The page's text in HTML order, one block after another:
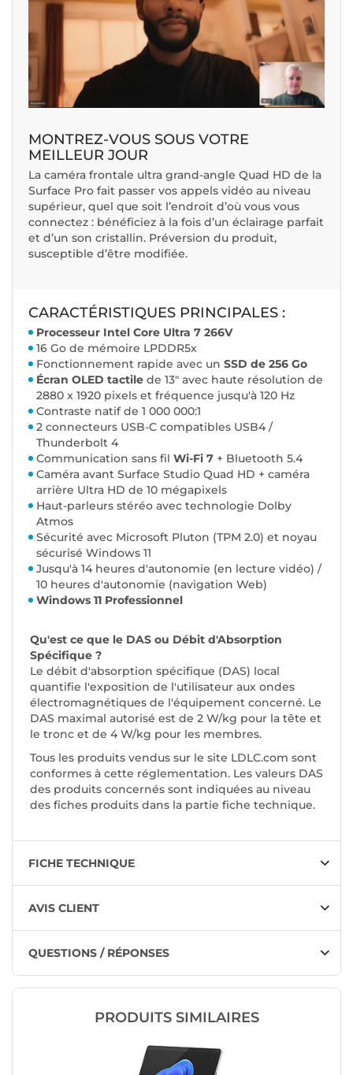
MONTREZ-VOUS SOUS VOTRE
MEILLEUR JOUR
La caméra frontale ultra grand-angle Quad HD de la
Surface Pro fait passer vos appels vidéo au niveau
supérieur, quel que soit l’endroit d’où vous vous
connectez : bénéficiez à la fois d’un éclairage parfait
et d’un son cristallin. Préversion du produit,
susceptible d’être modifiée.
CARACTÉRISTIQUES PRINCIPALES :
Processeur Intel Core Ultra 7 266V
16 Go de mémoire LPDDR5x
Fonctionnement rapide avec un SSD de 256 Go
Écran OLED tactile de 13" avec haute résolution de
2880 x 1920 pixels et fréquence jusqu'à 120 Hz
Contraste natif de 1 000 000:1
2 connecteurs USB-C compatibles USB4 /
Thunderbolt 4
Communication sans fil Wi-Fi 7 + Bluetooth 5.4
Caméra avant Surface Studio Quad HD + caméra
arrière Ultra HD de 10 mégapixels
Haut-parleurs stéréo avec technologie Dolby
Atmos
Sécurité avec Microsoft Pluton (TPM 2.0) et noyau
sécurisé Windows 11
Jusqu'à 14 heures d'autonomie (en lecture vidéo) /
10 heures d'autonomie (navigation Web)
Windows 11 Professionnel
Qu'est ce que le DAS ou Débit d'Absorption
Spécifique ?
Le débit d'absorption spécifique (DAS) local
quantifie l'exposition de l'utilisateur aux ondes
électromagnétiques de l'équipement concerné. Le
DAS maximal autorisé est de 2 W/kg pour la tête et
le tronc et de 4 W/kg pour les membres.
Tous les produits vendus sur le site LDLC.com sont
conformes à cette réglementation. Les valeurs DAS
des produits concernés sont indiquées au niveau
des fiches produits dans la partie fiche technique.
FICHE TECHNIQUE
AVIS CLIENT
QUESTIONS / RÉPONSES
PRODUITS SIMILAIRES